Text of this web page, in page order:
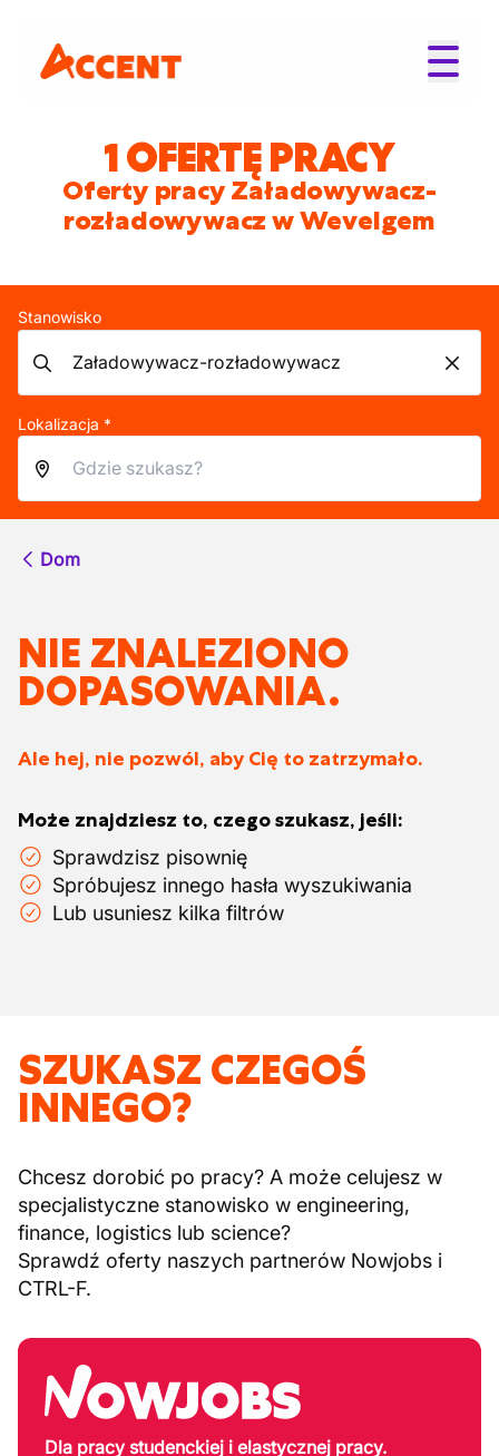
1 OFERTĘ PRACY
Oferty pracy Załadowywacz-
rozładowywacz w Wevelgem
Stanowisko
Lokalizacja *
Dom
NIE ZNALEZIONO
DOPASOWANIA.
Ale hej, nie pozwól, aby Cię to zatrzymało.
Może znajdziesz to, czego szukasz, jeśli:
Sprawdzisz pisownię
Spróbujesz innego hasła wyszukiwania
Lub usuniesz kilka filtrów
SZUKASZ CZEGOŚ
INNEGO?
Chcesz dorobić po pracy? A może celujesz w
specjalistyczne stanowisko w engineering,
finance, logistics lub science?
Sprawdź oferty naszych partnerów Nowjobs i
CTRL-F.
Dla pracy studenckiej i elastycznej pracy.